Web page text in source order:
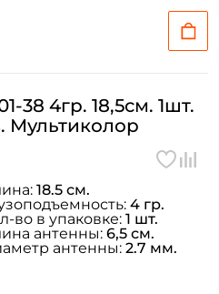
38 4гр. 18,5см. 1шт.
Мультиколор
18.5 см.
4 гр.
во в упаковке: 1 шт.
антенны: 6,5 см.
антенны: 2.7 мм.